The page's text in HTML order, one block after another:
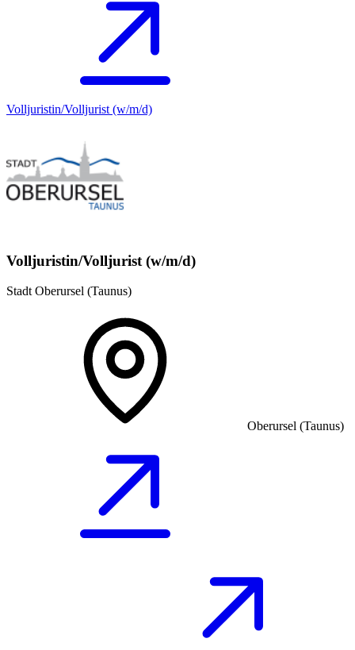
Volljuristin/Volljurist (w/m/d)
Volljuristin/Volljurist (w/m/d)
Stadt Oberursel (Taunus)
Oberursel (Taunus)